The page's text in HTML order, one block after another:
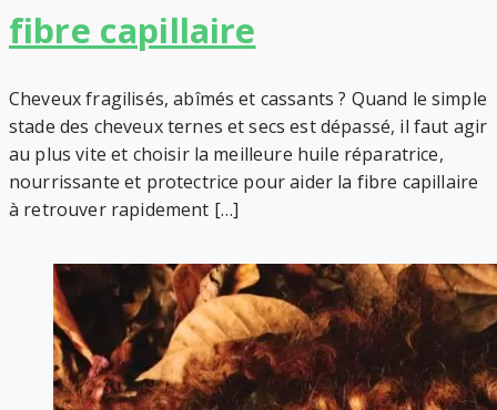
fibre capillaire
Cheveux fragilisés, abîmés et cassants ? Quand le simple
stade des cheveux ternes et secs est dépassé, il faut agir
au plus vite et choisir la meilleure huile réparatrice,
nourrissante et protectrice pour aider la fibre capillaire
à retrouver rapidement […]